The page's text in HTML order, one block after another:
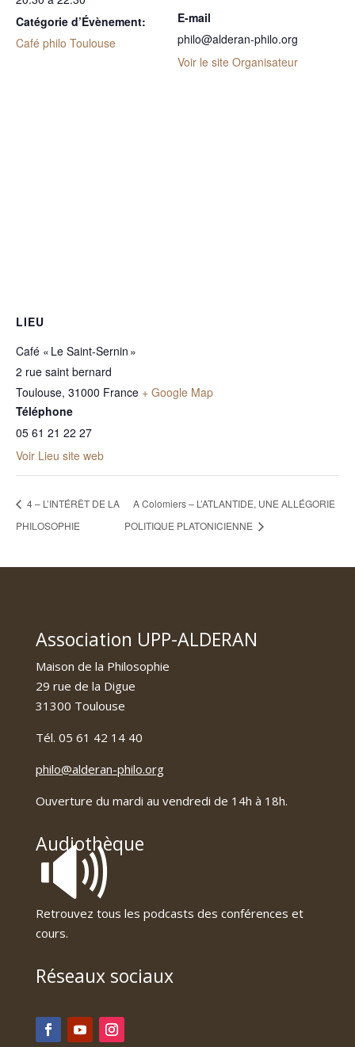
Catégorie d’Évènement:
Café philo Toulouse
E-mail
philo@alderan-philo.org
Voir le site Organisateur
LIEU
Café « Le Saint-Sernin »
2 rue saint bernard
Toulouse, 31000 France + Google Map
Téléphone
05 61 21 22 27
Voir Lieu site web
4 – L’INTÉRÊT DE LA
PHILOSOPHIE
A Colomiers – L’ATLANTIDE, UNE ALLÉGORIE
POLITIQUE PLATONICIENNE
Association UPP-ALDERAN
Maison de la Philosophie
29 rue de la Digue
31300 Toulouse
Tél. 05 61 42 14 40
philo@alderan-philo.org
Ouverture du mardi au vendredi de 14h à 18h.
Audiothèque
🔊
Retrouvez tous les podcasts des conférences et
cours.
Réseaux sociaux